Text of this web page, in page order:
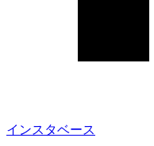
インスタベース